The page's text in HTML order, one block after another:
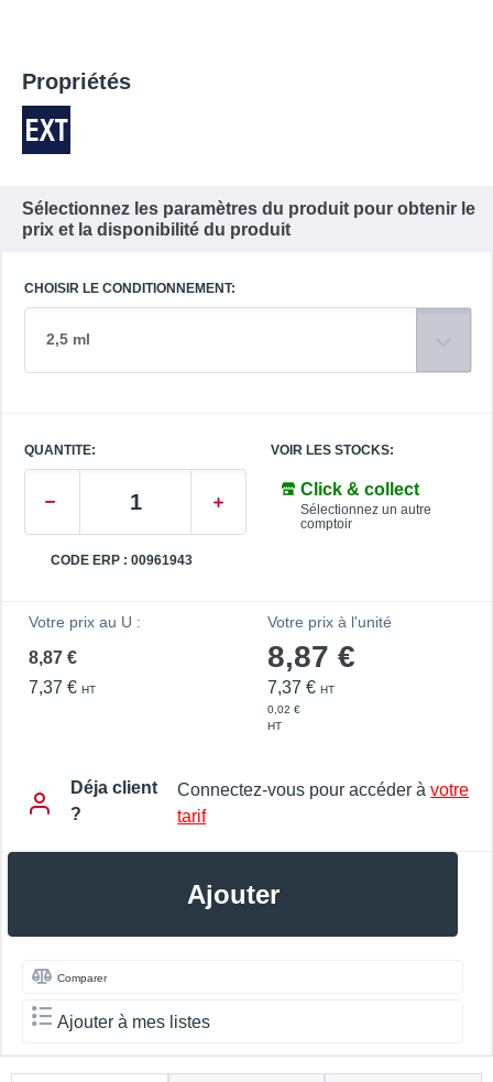
Propriétés
Sélectionnez les paramètres du produit pour obtenir le
prix et la disponibilité du produit
CHOISIR LE CONDITIONNEMENT:
2,5 ml
QUANTITE:
CODE ERP : 00961943
VOIR LES STOCKS:
Click & collect
Sélectionnez un autre
comptoir
Votre prix au U :
8,87 €
7,37 € HT
Votre prix à l'unité
8,87 €
7,37 € HT
0,02 €
HT
Déja client
?
Connectez-vous pour accéder àvotre
tarif
Ajouter
Comparer
Ajouter à mes listes